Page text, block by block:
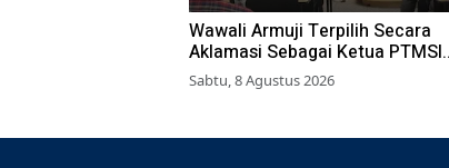
Wawali Armuji Terpilih Secara
Aklamasi Sebagai Ketua PTMSI
Kota Surabaya
Sabtu, 8 Agustus 2026